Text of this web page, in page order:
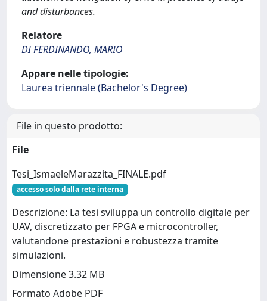
and disturbances.
Relatore
DI FERDINANDO, MARIO
Appare nelle tipologie:
Laurea triennale (Bachelor's Degree)
File in questo prodotto:
File
Tesi_IsmaeleMarazzita_FINALE.pdf
accesso solo dalla rete interna
Descrizione: La tesi sviluppa un controllo digitale per
UAV, discretizzato per FPGA e microcontroller,
valutandone prestazioni e robustezza tramite
simulazioni.
Dimensione 3.32 MB
Formato Adobe PDF